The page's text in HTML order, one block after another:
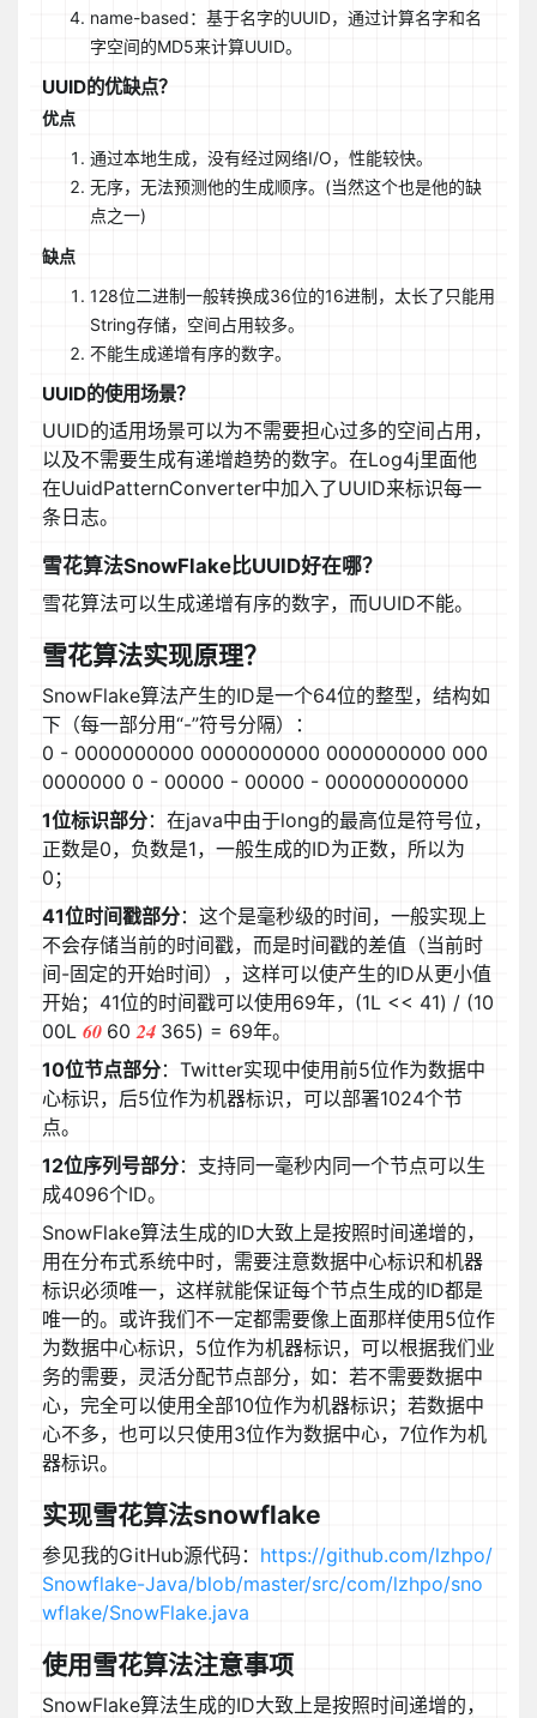
name-based：基于名字的UUID，通过计算名字和名
字空间的MD5来计算UUID。
UUID的优缺点？
优点
通过本地生成，没有经过网络I/O，性能较快。
无序，无法预测他的生成顺序。(当然这个也是他的缺
点之一)
缺点
128位二进制一般转换成36位的16进制，太长了只能用
String存储，空间占用较多。
不能生成递增有序的数字。
UUID的使用场景？
UUID的适用场景可以为不需要担心过多的空间占用，
以及不需要生成有递增趋势的数字。在Log4j里面他
在UuidPatternConverter中加入了UUID来标识每一
条日志。
雪花算法SnowFlake比UUID好在哪？
雪花算法可以生成递增有序的数字，而UUID不能。
雪花算法实现原理？
SnowFlake算法产生的ID是一个64位的整型，结构如
下（每一部分用“-”符号分隔）：
0 - 0000000000 0000000000 0000000000 000
0000000 0 - 00000 - 00000 - 000000000000
1位标识部分：在java中由于long的最高位是符号位，
正数是0，负数是1，一般生成的ID为正数，所以为
0；
41位时间戳部分：这个是毫秒级的时间，一般实现上
不会存储当前的时间戳，而是时间戳的差值（当前时
间-固定的开始时间），这样可以使产生的ID从更小值
开始；41位的时间戳可以使用69年，(1L << 41) / (10
00L 60 6024 365) = 69年。
10位节点部分：Twitter实现中使用前5位作为数据中
心标识，后5位作为机器标识，可以部署1024个节
点。
12位序列号部分：支持同一毫秒内同一个节点可以生
成4096个ID。
SnowFlake算法生成的ID大致上是按照时间递增的，
用在分布式系统中时，需要注意数据中心标识和机器
标识必须唯一，这样就能保证每个节点生成的ID都是
唯一的。或许我们不一定都需要像上面那样使用5位作
为数据中心标识，5位作为机器标识，可以根据我们业
务的需要，灵活分配节点部分，如：若不需要数据中
心，完全可以使用全部10位作为机器标识；若数据中
心不多，也可以只使用3位作为数据中心，7位作为机
器标识。
实现雪花算法snowflake
参见我的GitHub源代码： https://github.com/lzhpo/
Snowflake-Java/blob/master/src/com/lzhpo/sno
wflake/SnowFlake.java
使用雪花算法注意事项
SnowFlake算法生成的ID大致上是按照时间递增的，